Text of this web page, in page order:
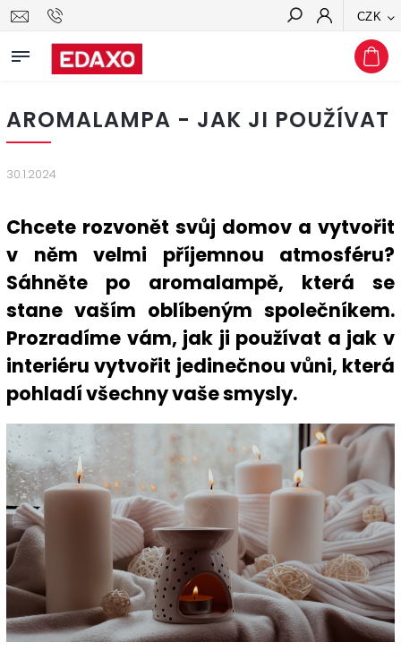
CZK
Hledat
AROMALAMPA - JAK JI POUŽÍVAT
30.1.2024
Chcete rozvonět svůj domov a vytvořit
v něm velmi příjemnou atmosféru?
Sáhněte po aromalampě, která se
stane vaším oblíbeným společníkem.
Prozradíme vám, jak ji používat a jak v
interiéru vytvořit jedinečnou vůni, která
pohladí všechny vaše smysly.